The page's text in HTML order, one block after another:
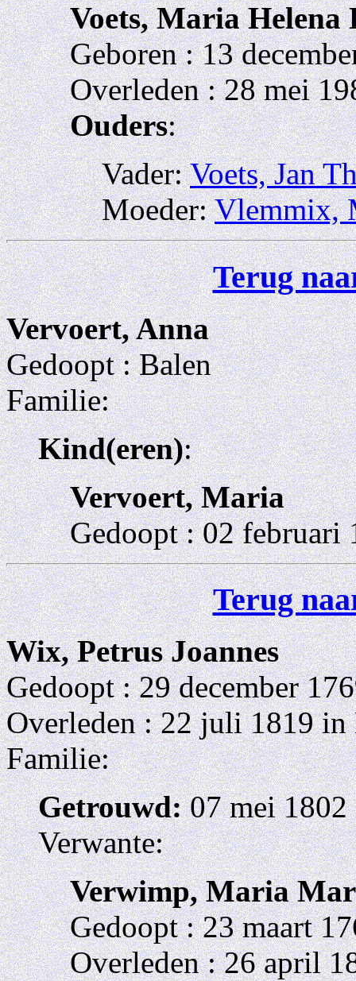
Voets, Maria Helena
Geboren : 13
Overleden : 28 mei
Ouders:
Vader:Voets, Jan
Moeder:Vlemmix,
Terug
Vervoert, Anna
Gedoopt : Balen
Familie:
Kind(eren):
Vervoert, Maria
Gedoopt : 02 februari
Terug
Wix, Petrus Joannes
Gedoopt : 29 december
Overleden : 22 juli 1819 in
Familie:
Getrouwd:07 mei 1802
Verwante:
Verwimp, Maria
Gedoopt : 23 maart
Overleden : 26 april